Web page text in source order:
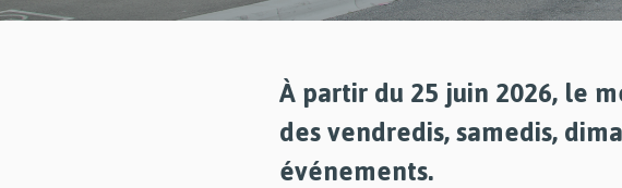
À partir du 25 juin 2026, le
des vendredis, samedis,
événements.